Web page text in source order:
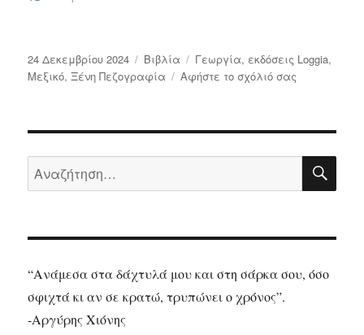
Δημοσιεύτηκε
την
24 Δεκεμβρίου 2024 Κατηγορίες
Bιβλία Ετικέτες
Γεωργία, εκδόσεις Loggia,
Μεξικό,Ξένη Πεζογραφία Αφήστε το σχόλιό σας
Αναζήτηση
για:
“Ανάμεσα στα δάχτυλά μου και στη σάρκα σου, όσο
σφιχτά κι αν σε κρατώ, τρυπώνει ο χρόνος”.
-Αργύρης Χιόνης